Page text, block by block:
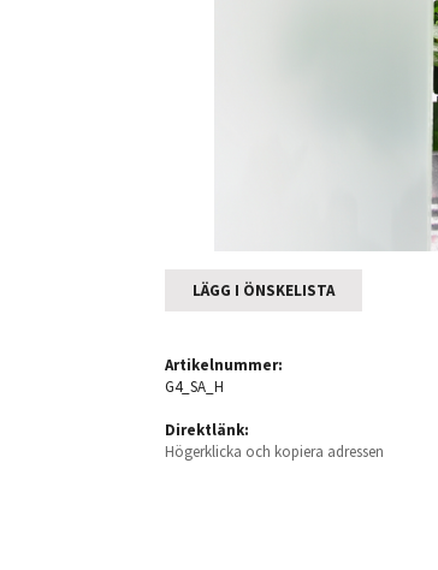
LÄGG I ÖNSKELISTA
Artikelnummer:
G4_SA_H
Direktlänk:
Högerklicka och kopiera adressen